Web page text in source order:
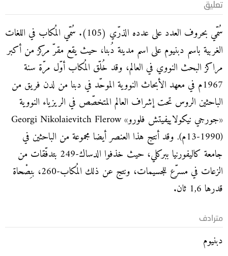
تعليق
سُمّي بحروف العدد على عدده الذرّي (105). سُمّي المُكاب في اللغات
الغربية باسم دبنيوم على اسم مدينة دُبنا، حيث يقع مقرّ مركز من أكبر
مراكز البحث النووي في العالم، وقد خُلّق المُكاب أوّل مرّة سنة
1967م في معهد الأبحاث النووية الموحّد في دبنا من لدن فريق من
الباحثين الروس تحت إشراف العالم المتخصّص في الريزياء النووية
«جورجي نيكولاييفيتش فلورو» Georgi Nikolaievitch Flerow
(13-1990م). وقد أنتج هذا العنصر أيضا مجموعة من الباحثين في
جامعة كاليفورنيا ببركلي، حيث خذفوا الدساك-249 بتدفّقات من
الزعات في مسرّع للجسيمات، ونتج عن ذلك المُكاب-260، بنِصْحاة
قدرها 1,6 ثان.
مترادف
دبنيوم